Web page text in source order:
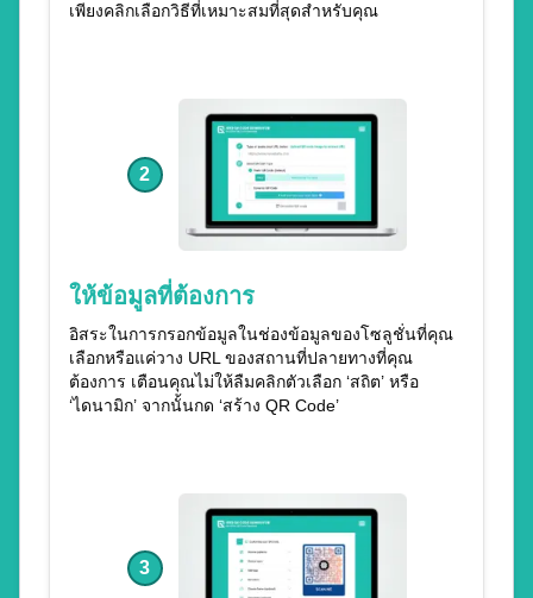
เพียงคลิกเลือกวิธีที่เหมาะสมที่สุดสำหรับคุณ
2
ให้ข้อมูลที่ต้องการ
อิสระในการกรอกข้อมูลในช่องข้อมูลของโซลูชั่นที่คุณ
เลือกหรือแค่วาง URL ของสถานที่ปลายทางที่คุณ
ต้องการ เตือนคุณไม่ให้ลืมคลิกตัวเลือก ‘สถิต’ หรือ
‘ไดนามิก’ จากนั้นกด ‘สร้าง QR Code’
3